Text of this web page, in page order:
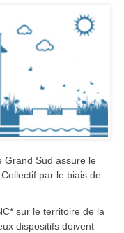
Grand Sud assure le
par le biais de
sur le territoire de la
dispositifs doivent